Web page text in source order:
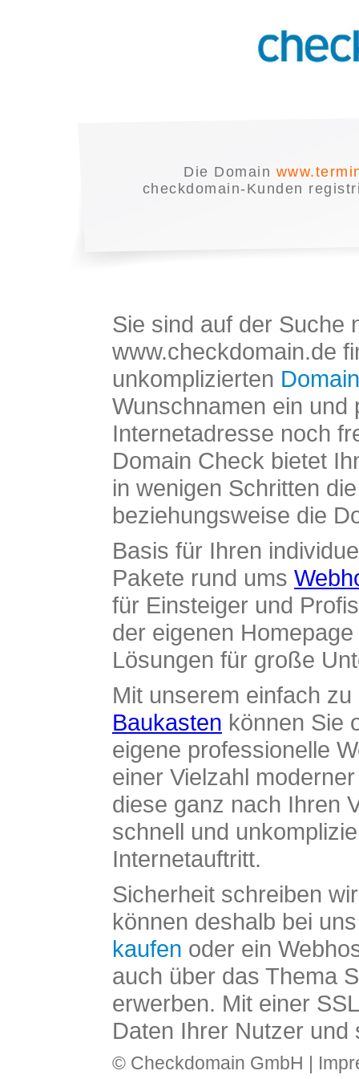
Die Domain
checkdomain-Kunden
Sie sind auf der Suche
www.checkdomain.de
unkomplizierten
Wunschnamen ein und
Internetadresse noch
Domain Check bietet
in wenigen Schritten
beziehungsweise die
Basis für Ihren
Pakete rund ums
für Einsteiger und
der eigenen
Lösungen für große
Mit unserem einfach
Baukasten können Sie
eigene professionelle
einer Vielzahl
diese ganz nach Ihren
schnell und
Internetauftritt.
Sicherheit schreiben
können deshalb bei
kaufen oder ein
auch über das Thema
erwerben. Mit einer
Daten Ihrer Nutzer und
© Checkdomain GmbH |